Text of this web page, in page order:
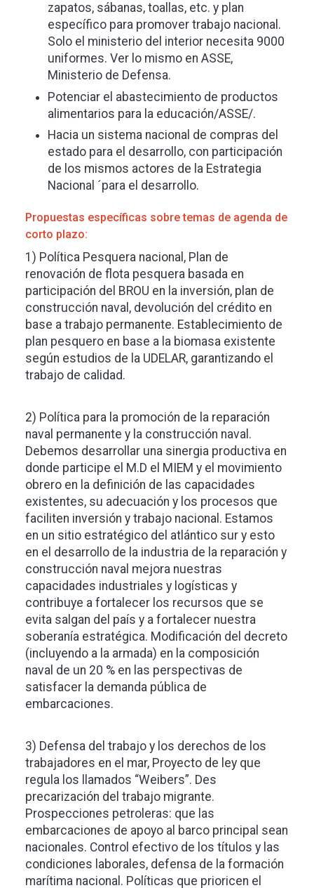
zapatos, sábanas, toallas, etc. y plan
específico para promover trabajo nacional.
Solo el ministerio del interior necesita 9000
uniformes. Ver lo mismo en ASSE,
Ministerio de Defensa.
Potenciar el abastecimiento de productos
alimentarios para la educación/ASSE/.
Hacia un sistema nacional de compras del
estado para el desarrollo, con participación
de los mismos actores de la Estrategia
Nacional ´para el desarrollo.
Propuestas específicas sobre temas de agenda de
corto plazo:
1) Política Pesquera nacional, Plan de
renovación de flota pesquera basada en
participación del BROU en la inversión, plan de
construcción naval, devolución del crédito en
base a trabajo permanente. Establecimiento de
plan pesquero en base a la biomasa existente
según estudios de la UDELAR, garantizando el
trabajo de calidad.
2) Política para la promoción de la reparación
naval permanente y la construcción naval.
Debemos desarrollar una sinergia productiva en
donde participe el M.D el MIEM y el movimiento
obrero en la definición de las capacidades
existentes, su adecuación y los procesos que
faciliten inversión y trabajo nacional. Estamos
en un sitio estratégico del atlántico sur y esto
en el desarrollo de la industria de la reparación y
construcción naval mejora nuestras
capacidades industriales y logísticas y
contribuye a fortalecer los recursos que se
evita salgan del país y a fortalecer nuestra
soberanía estratégica. Modificación del decreto
(incluyendo a la armada) en la composición
naval de un 20 % en las perspectivas de
satisfacer la demanda pública de
embarcaciones.
3) Defensa del trabajo y los derechos de los
trabajadores en el mar, Proyecto de ley que
regula los llamados “Weibers”. Des
precarización del trabajo migrante.
Prospecciones petroleras: que las
embarcaciones de apoyo al barco principal sean
nacionales. Control efectivo de los títulos y las
condiciones laborales, defensa de la formación
marítima nacional. Políticas que prioricen el